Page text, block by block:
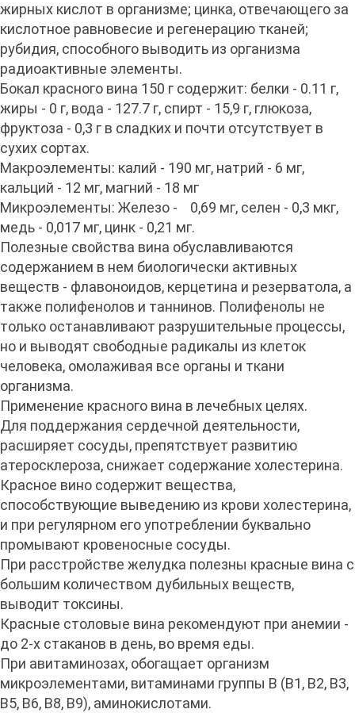
жирных кислот в организме; цинка, отвечающего за
кислотное равновесие и регенерацию тканей;
рубидия, способного выводить из организма
радиоактивные элементы.
Бокал красного вина 150 г содержит: белки - 0.11 г,
жиры - 0 г, вода - 127.7 г, спирт - 15,9 г, глюкоза,
фруктоза - 0,3 г в сладких и почти отсутствует в
сухих сортах.
Макроэлементы: калий - 190 мг, натрий - 6 мг,
кальций - 12 мг, магний - 18 мг
Микроэлементы: Железо - 0,69 мг, селен - 0,3 мкг,
медь - 0,017 мг, цинк - 0,21 мг.
Полезные свойства вина обуславливаются
содержанием в нем биологически активных
веществ - флавоноидов, керцетина и резерватола, а
также полифенолов и таннинов. Полифенолы не
только останавливают разрушительные процессы,
но и выводят свободные радикалы из клеток
человека, омолаживая все органы и ткани
организма.
Применение красного вина в лечебных целях.
Для поддержания сердечной деятельности,
расширяет сосуды, препятствует развитию
атеросклероза, снижает содержание холестерина.
Красное вино содержит вещества,
способствующие выведению из крови холестерина,
и при регулярном его употреблении буквально
промывают кровеносные сосуды.
При расстройстве желудка полезны красные вина с
большим количеством дубильных веществ,
выводит токсины.
Красные столовые вина рекомендуют при анемии -
до 2-х стаканов в день, во время еды.
При авитаминозах, обогащает организм
микроэлементами, витаминами группы B (B1, B2, B3,
B5, B6, B8, B9), аминокислотами.